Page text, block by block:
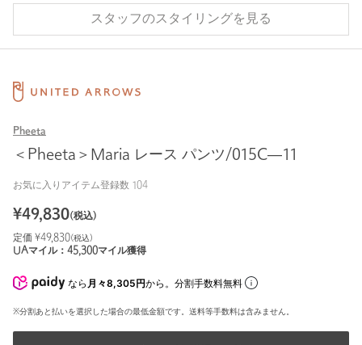
スタッフのスタイリングを見る
Pheeta
＜Pheeta＞Maria レース パンツ/015C―11
お気に入りアイテム登録数 104
¥49,830(税込)
定価 ¥49,830(税込)
UAマイル： 45,300マイル獲得
なら 月々8,305円から。分割手数料無料
※分割あと払いを選択した場合の最低金額です。送料等手数料は含みません。